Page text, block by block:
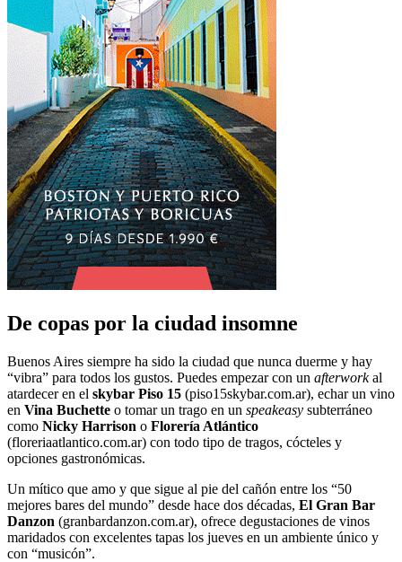
De copas por la ciudad insomne
Buenos Aires siempre ha sido la ciudad que nunca duerme y hay
“vibra” para todos los gustos. Puedes empezar con un afterworkal
atardecer en el skybar Piso 15 (piso15skybar.com.ar), echar un vino
en Vina Buchette o tomar un trago en un speakeasy subterráneo
como Nicky Harrison o Florería Atlántico
(floreriaatlantico.com.ar) con todo tipo de tragos, cócteles y
opciones gastronómicas.
Un mítico que amo y que sigue al pie del cañón entre los “50
mejores bares del mundo” desde hace dos décadas, El Gran Bar
Danzon (granbardanzon.com.ar), ofrece degustaciones de vinos
maridados con excelentes tapas los jueves en un ambiente único y
con “musicón”.